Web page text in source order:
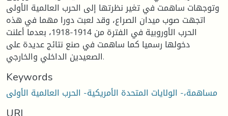
وتوجهات ساهمت في تغير نظرتها إلى الحرب العالمية الأولى
اتجهت صوب ميدان الصراع، وقد لعبت دورا مهما في هذه
الحرب الأوروبية في الفترة من 1914-1918، بعدما أعلنت
دخولها رسميا كما ساهمت في صنع نتائج عديدة على
الصعيدين الداخلي والخارجي.
Keywords
مساهمة،- الولايات المتحدة الأمريكية- الحرب العالمية الأولى